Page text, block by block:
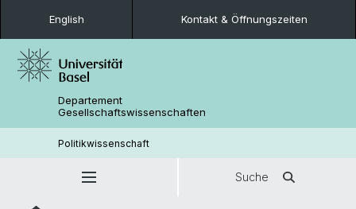
English Kontakt & Öffnungszeiten
Departement
Gesellschaftswissenschaften
Politikwissenschaft
Suche